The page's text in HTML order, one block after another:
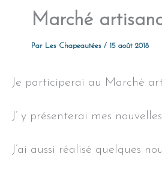
Marché
Par Les Chapeautées / 15 août 2018
Je participerai au Marché
J’ y présenterai mes
J’ai aussi réalisé quelques